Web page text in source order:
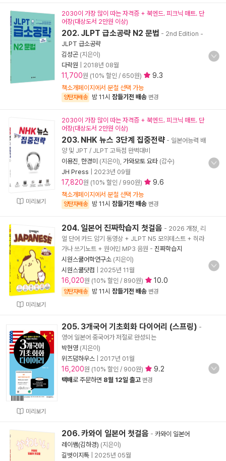
2030이 가장 많이 따는 자격증 + 북엔드. 피크닉 매트. 단
어장(대상도서 2만원 이상)
202. JLPT 급소공략 N2 문법 - 2nd Edition -
JLPT 급소공략
김성곤 (지은이)
다락원
2018년 08월
11,700원 (10% 할인 / 650원) 9.3
책소개페이지에서 분철 선택 가능
양탄자배송 밤 11시 잠들기전 배송 변경
미리보기
2030이 가장 많이 따는 자격증 + 북엔드. 피크닉 매트. 단
어장(대상도서 2만원 이상)
203. NHK 뉴스 3단계 집중전략 - 일본어능력 배
양 및 JPT / JLPT 고득점 완벽대비
이용진 한경미 (지은이), 가와모토 요타 (감수)
JH Press
2023년 09월
17,820원 (10% 할인 / 990원) 9.6
책소개페이지에서 분철 선택 가능
양탄자배송 밤 11시 잠들기전 배송 변경
미리보기
204. 일본어 진짜학습지 첫걸음 - 2026 개정, 리
얼 단어 카드 암기 동영상 + JLPT N5 모의테스트 + 히라
가나 쓰기노트 + 원어민 MP3 음원 - 진짜학습지
시원스쿨어학연구소 (지은이)
시원스쿨닷컴
2025년 11월
16,020원 (10% 할인 / 890원) 10.0
양탄자배송 밤 11시 잠들기전 배송 변경
미리보기
205. 3개국어 기초회화 다이어리 (스프링) -
영어 일본어 중국어가 저절로 완성되는
박현영 (지은이)
위즈덤하우스
2017년 01월
16,200원 (10% 할인 / 900원) 9.2
택배로 주문하면 8월 12일 출고 변경
206. 카와이 일본어 첫걸음 - 카와이 일본어
레이쌤(김하경) (지은이)
길벗이지톡
2025년 05월